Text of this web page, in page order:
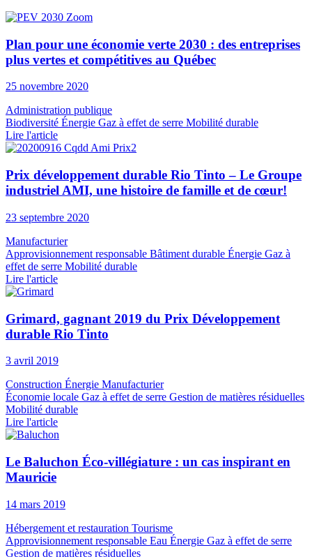
Plan pour une économie verte 2030 : des entreprises
plus vertes et compétitives au Québec
25 novembre 2020
Administration publique
Biodiversité Énergie Gaz à effet de serre Mobilité durable
Lire l'article
Prix développement durable Rio Tinto – Le Groupe
industriel AMI, une histoire de famille et de cœur!
23 septembre 2020
Manufacturier
Approvisionnement responsable Bâtiment durable Énergie Gaz à
effet de serre Mobilité durable
Lire l'article
Grimard, gagnant 2019 du Prix Développement
durable Rio Tinto
3 avril 2019
Construction Énergie Manufacturier
Économie locale Gaz à effet de serre Gestion de matières résiduelles
Mobilité durable
Lire l'article
Le Baluchon Éco-villégiature : un cas inspirant en
Mauricie
14 mars 2019
Hébergement et restauration Tourisme
Approvisionnement responsable Eau Énergie Gaz à effet de serre
Gestion de matières résiduelles